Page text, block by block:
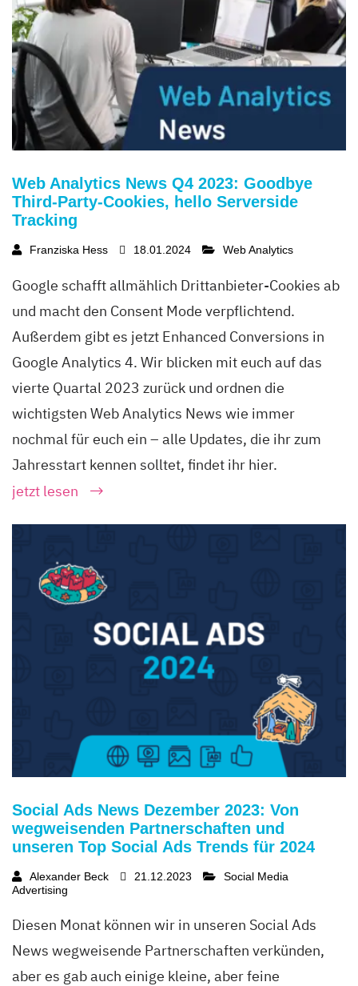
Web Analytics News Q4 2023: Goodbye
Third-Party-Cookies, hello Serverside
Tracking
Franziska Hess 18.01.2024 Web Analytics
Google schafft allmählich Drittanbieter-Cookies ab
und macht den Consent Mode verpflichtend.
Außerdem gibt es jetzt Enhanced Conversions in
Google Analytics 4. Wir blicken mit euch auf das
vierte Quartal 2023 zurück und ordnen die
wichtigsten Web Analytics News wie immer
nochmal für euch ein – alle Updates, die ihr zum
Jahresstart kennen solltet, findet ihr hier.
jetzt lesen
Social Ads News Dezember 2023: Von
wegweisenden Partnerschaften und
unseren Top Social Ads Trends für 2024
Alexander Beck 21.12.2023
Social Media
Advertising
Diesen Monat können wir in unseren Social Ads
News wegweisende Partnerschaften verkünden,
aber es gab auch einige kleine, aber feine